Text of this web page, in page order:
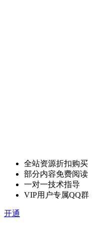
全站资源折扣购买
部分内容免费阅读
一对一技术指导
VIP用户专属QQ群
开通